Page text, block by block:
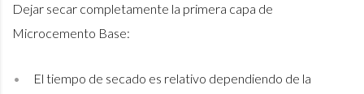
Dejar secar completamente la primera capa de
Microcemento Base:
El tiempo de secado es relativo dependiendo de la